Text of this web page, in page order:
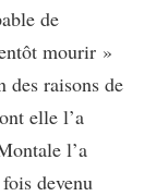
de
mourir »
des raisons de
elle l’a
l’a
devenu